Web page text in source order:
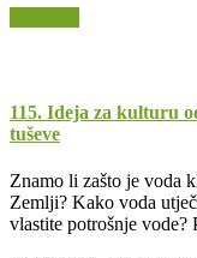
115. Ideja za kulturu
tuševe
Znamo li zašto je voda
Zemlji? Kako voda
vlastite potrošnje vode?